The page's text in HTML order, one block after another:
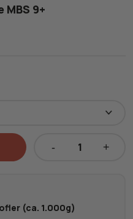
9+
(ca. 1.000g)
9+